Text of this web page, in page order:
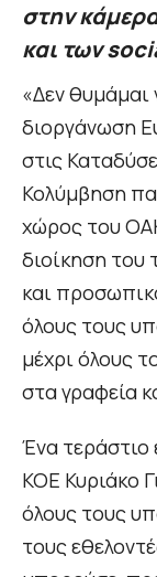
στην
και των
«Δεν θυμάμαι
διοργάνωση
στις
Κολύμβηση
χώρος του
διοίκηση του
και
όλους τους
μέχρι όλους
στα γραφεία
Ένα
ΚΟΕ Κυριάκο
όλους τους
τους